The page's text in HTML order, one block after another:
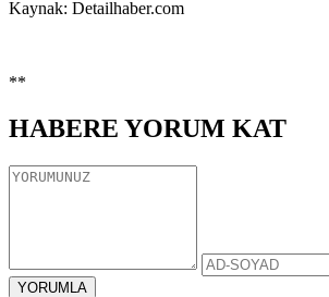
Kaynak: Detailhaber.com
**
HABERE YORUM KAT